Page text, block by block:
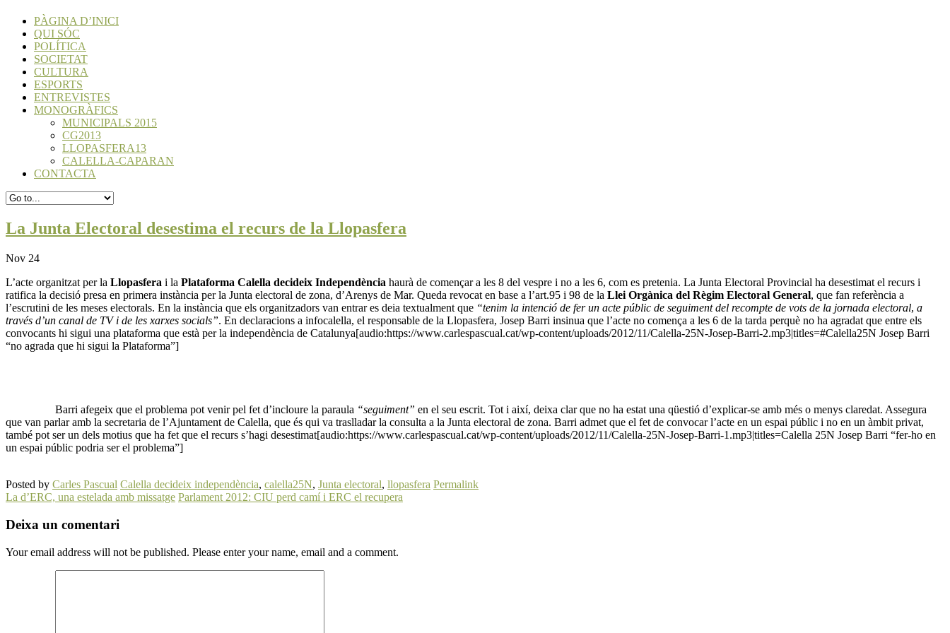
PÀGINA D’INICI
QUI SÓC
POLÍTICA
SOCIETAT
CULTURA
ESPORTS
ENTREVISTES
MONOGRÀFICS
MUNICIPALS 2015
CG2013
LLOPASFERA13
CALELLA-CAPARAN
CONTACTA
La Junta Electoral desestima el recurs de la Llopasfera
Nov 24
L’acte organitzat per la Llopasfera i la Plataforma Calella decideix Independència haurà de començar a les 8 del vespre i no a les 6, com es pretenia. La Junta Electoral Provincial ha desestimat el recurs i
ratifica la decisió presa en primera instància per la Junta electoral de zona, d’Arenys de Mar. Queda revocat en base a l’art.95 i 98 de la Llei Orgànica del Règim Electoral General, que fan referència a
l’escrutini de les meses electorals. En la instància que els organitzadors van entrar es deia textualment que “tenim la intenció de fer un acte públic de seguiment del recompte de vots de la jornada electoral, a
través d’un canal de TV i de les xarxes socials”. En declaracions a infocalella, el responsable de la Llopasfera, Josep Barri insinua que l’acte no comença a les 6 de la tarda perquè no ha agradat que entre els
convocants hi sigui una plataforma que està per la independència de Catalunya[audio:https://www.carlespascual.cat/wp-content/uploads/2012/11/Calella-25N-Josep-Barri-2.mp3|titles=#Calella25N Josep Barri
“no agrada que hi sigui la Plataforma”]
Barri afegeix que el problema pot venir pel fet d’incloure la paraula “seguiment” en el seu escrit. Tot i així, deixa clar que no ha estat una qüestió d’explicar-se amb més o menys claredat. Assegura
que van parlar amb la secretaria de l’Ajuntament de Calella, que és qui va traslladar la consulta a la Junta electoral de zona. Barri admet que el fet de convocar l’acte en un espai públic i no en un àmbit privat,
també pot ser un dels motius que ha fet que el recurs s’hagi desestimat[audio:https://www.carlespascual.cat/wp-content/uploads/2012/11/Calella-25N-Josep-Barri-1.mp3|titles=Calella 25N Josep Barri “fer-ho en
un espai públic podria ser el problema”]
Posted by Carles Pascual Calella decideix independència, calella25N, Junta electoral, llopasfera Permalink
La d’ERC, una estelada amb missatge Parlament 2012: CIU perd camí i ERC el recupera
Deixa un comentari
Your email address will not be published. Please enter your name, email and a comment.